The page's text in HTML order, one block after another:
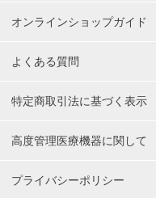
オンラインショップガイド
よくある質問
特定商取引法に基づく表示
高度管理医療機器に関して
プライバシーポリシー